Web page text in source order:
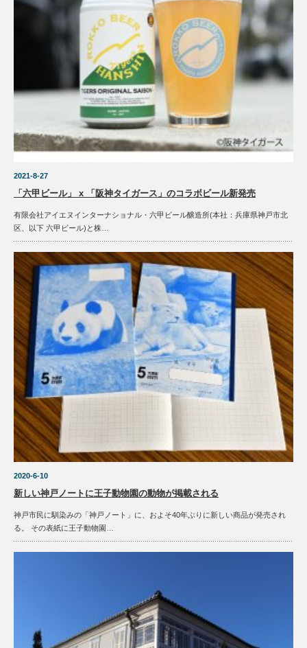
2021-8-27
「六甲ビール」 x 「阪神タイガース」のコラボビール新発売
有限会社アイエヌインターナショナル・六甲ビール醸造所(本社：兵庫県神戸市北
区、以下 六甲ビール)と株…
2020-6-10
新しい神戸ノートに王子動物園の動物が掲載される
神戸市民に馴染みの「神戸ノート」に、およそ40年ぶりに新しい商品が発売され
る。 その表紙に王子動物園…